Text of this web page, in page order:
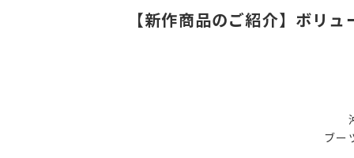
【新作商品のご紹介】ボリ
ブー